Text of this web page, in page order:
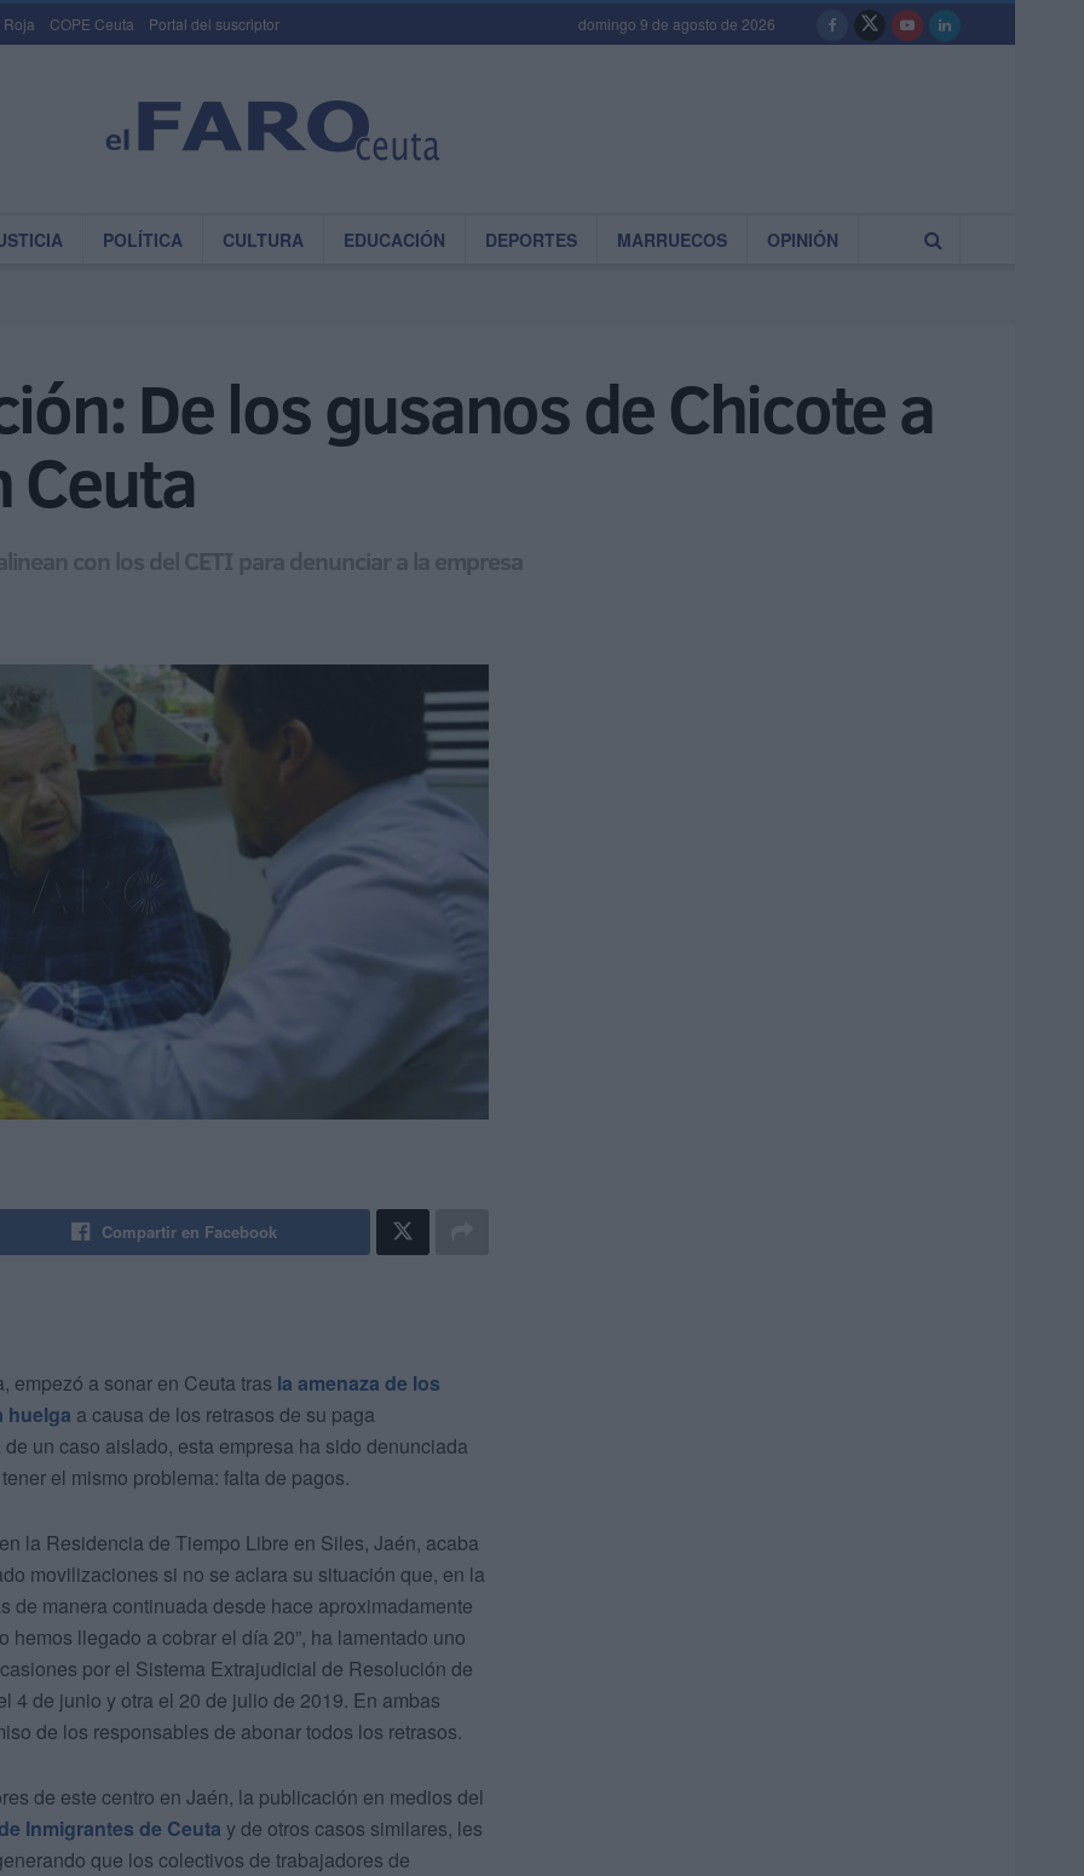
Roja COPE Ceuta Portal del suscriptor domingo 9 de agosto de 2026
POLÍTICA CULTURA EDUCACIÓN DEPORTES MARRUECOS OPINIÓN
De los gusanos de Chicote a
Ceuta
con los del CETI para denunciar a la empresa
Compartir en Facebook
empezó a sonar en Ceuta tras la amenaza de los
huelga a causa de los retrasos de su paga
un caso aislado, esta empresa ha sido denunciada
el mismo problema: falta de pagos.
la Residencia de Tiempo Libre en Siles, Jaén, acaba
movilizaciones si no se aclara su situación que, en la
de manera continuada desde hace aproximadamente
hemos llegado a cobrar el día 20”, ha lamentado uno
por el Sistema Extrajudicial de Resolución de
4 de junio y otra el 20 de julio de 2019. En ambas
de los responsables de abonar todos los retrasos.
de este centro en Jaén, la publicación en medios del
Inmigrantes de Ceuta y de otros casos similares, les
que los colectivos de trabajadores de